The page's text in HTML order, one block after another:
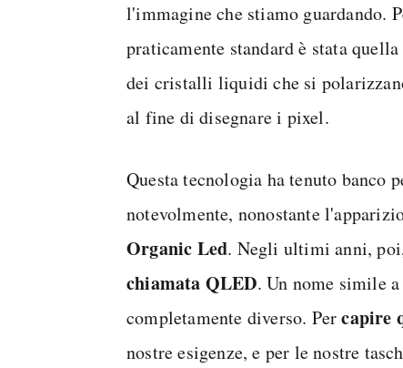
l'immagine che stiamo guardando.
praticamente standard è stata
dei cristalli liquidi che si
al fine di disegnare i pixel.
Questa tecnologia ha tenuto banco
notevolmente, nonostante
Organic Led. Negli ultimi anni,
chiamata QLED. Un nome simile
completamente diverso. Percapire
nostre esigenze, e per le nostre